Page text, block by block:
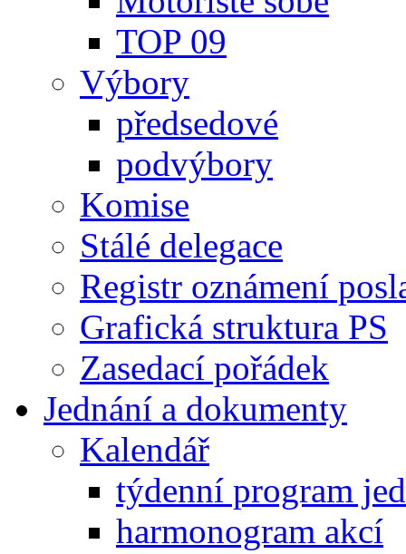
TOP 09
Výbory
předsedové
podvýbory
Komise
Stálé delegace
Registr oznámení
Grafická struktura PS
Zasedací pořádek
Jednání a dokumenty
Kalendář
týdenní program
harmonogram akcí